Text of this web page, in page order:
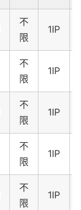
不
限
1IP
不
限
1IP
不
限
1IP
不
限
1IP
不
限
1IP